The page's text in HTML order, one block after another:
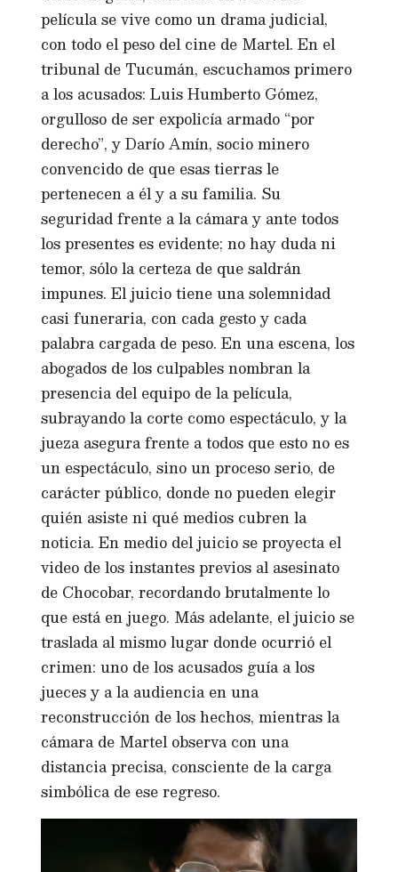
película se vive como un drama judicial,
con todo el peso del cine de Martel. En el
tribunal de Tucumán, escuchamos primero
a los acusados: Luis Humberto Gómez,
orgulloso de ser expolicía armado “por
derecho”, y Darío Amín, socio minero
convencido de que esas tierras le
pertenecen a él y a su familia. Su
seguridad frente a la cámara y ante todos
los presentes es evidente; no hay duda ni
temor, sólo la certeza de que saldrán
impunes. El juicio tiene una solemnidad
casi funeraria, con cada gesto y cada
palabra cargada de peso. En una escena, los
abogados de los culpables nombran la
presencia del equipo de la película,
subrayando la corte como espectáculo, y la
jueza asegura frente a todos que esto no es
un espectáculo, sino un proceso serio, de
carácter público, donde no pueden elegir
quién asiste ni qué medios cubren la
noticia. En medio del juicio se proyecta el
video de los instantes previos al asesinato
de Chocobar, recordando brutalmente lo
que está en juego. Más adelante, el juicio se
traslada al mismo lugar donde ocurrió el
crimen: uno de los acusados guía a los
jueces y a la audiencia en una
reconstrucción de los hechos, mientras la
cámara de Martel observa con una
distancia precisa, consciente de la carga
simbólica de ese regreso.